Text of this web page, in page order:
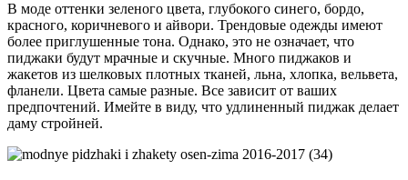
В моде оттенки зеленого цвета, глубокого синего, бордо,
красного, коричневого и айвори. Трендовые одежды имеют
более приглушенные тона. Однако, это не означает, что
пиджаки будут мрачные и скучные. Много пиджаков и
жакетов из шелковых плотных тканей, льна, хлопка, вельвета,
фланели. Цвета самые разные. Все зависит от ваших
предпочтений. Имейте в виду, что удлиненный пиджак делает
даму стройней.